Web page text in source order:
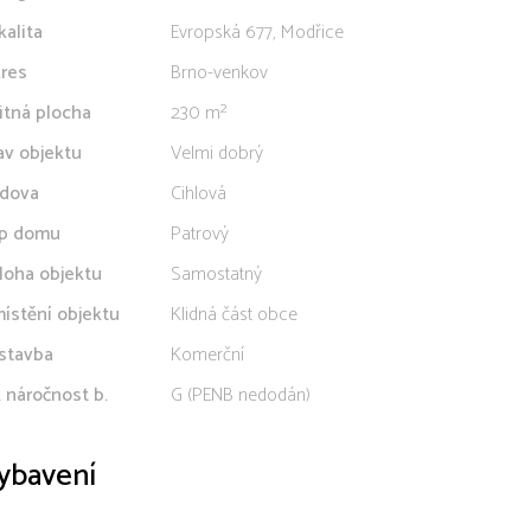
Evropská 677, Modřice
Brno-venkov
plocha
230 m²
objektu
Velmi dobrý
Cihlová
domu
Patrový
objektu
Samostatný
objektu
Klidná část obce
Komerční
náročnost b.
G (PENB nedodán)